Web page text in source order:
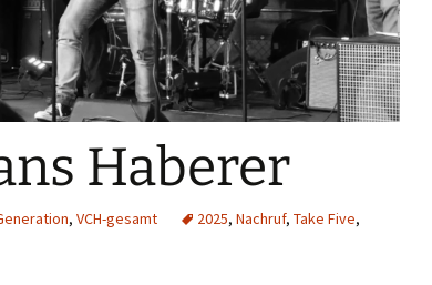
Gartenfest beim MGV
Heiligenstein
Bürgerfest 2015
Jubiäumskonzert S(w)G
Archiv 2017
Haberer
, VCH-gesamt 2025, Nachruf, Take Five,